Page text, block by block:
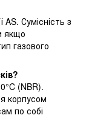
Сумісність з
якщо
газового
(NBR).
корпусом
по собі